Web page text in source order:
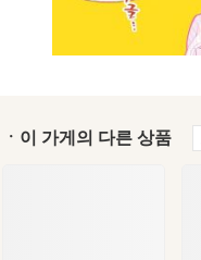
ㆍ이 가게의 다른 상품